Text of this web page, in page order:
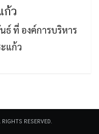
ก้ว
ธ์ ที่ องค์การบริหาร
แก้ว
RESERVED.